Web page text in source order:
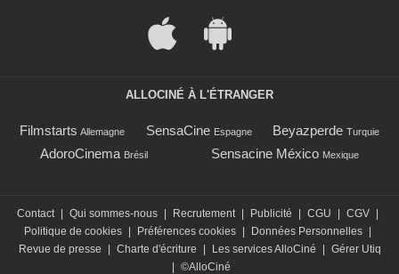
ALLOCINÉ À L'ÉTRANGER
Filmstarts Allemagne SensaCine Espagne Beyazperde Turquie
AdoroCinema Brésil Sensacine México Mexique
Contact | Qui sommes-nous | Recrutement | Publicité | CGU | CGV |
Politique de cookies | Préférences cookies | Données Personnelles |
Revue de presse
| Charte d'écriture | Les services AlloCiné | Gérer Utiq
| ©AlloCiné